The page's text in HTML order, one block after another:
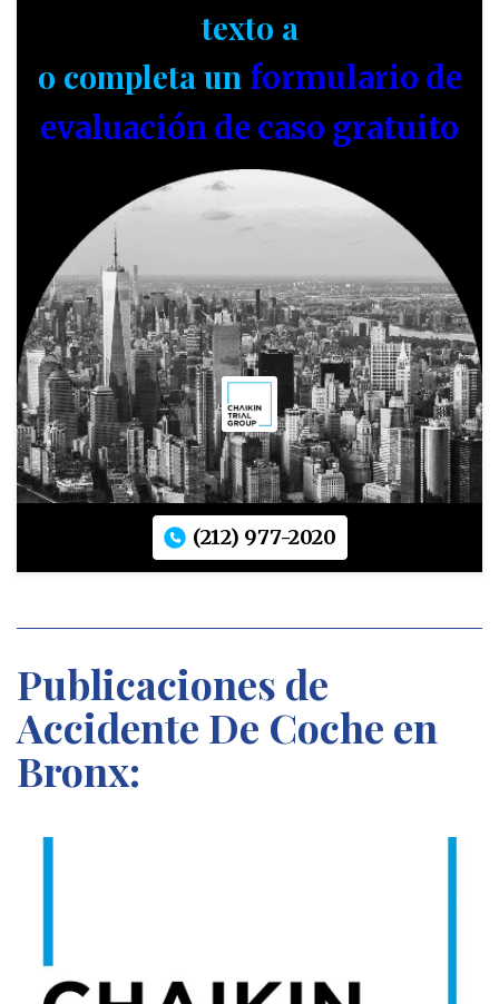
texto a
o completa un formulario de
evaluación de caso gratuito
(212) 977-2020
Publicaciones de
Accidente De Coche en
Bronx: